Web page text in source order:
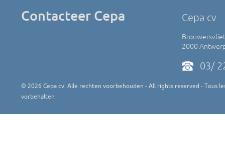
Contacteer Cepa Cepa cv
2000
03/
© 2026 Cepa cv. Alle rechten voorbehouden - All rights reserved - Tous
vorbehalten